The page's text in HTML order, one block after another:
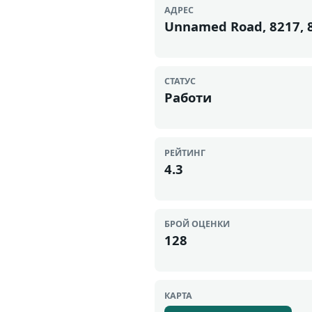
АДРЕС
Unnamed Road, 8217,
СТАТУС
Работи
РЕЙТИНГ
4.3
БРОЙ ОЦЕНКИ
128
КАРТА